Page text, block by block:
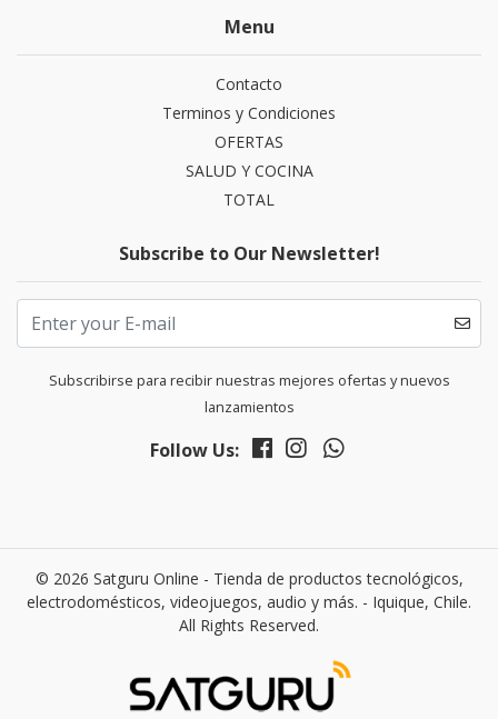
Menu
Contacto
Terminos y Condiciones
OFERTAS
SALUD Y COCINA
TOTAL
Subscribe to Our Newsletter!
Subscribirse para recibir nuestras mejores ofertas y nuevos
lanzamientos
Follow Us:
© 2026 Satguru Online - Tienda de productos tecnológicos,
electrodomésticos, videojuegos, audio y más. - Iquique, Chile.
All Rights Reserved.